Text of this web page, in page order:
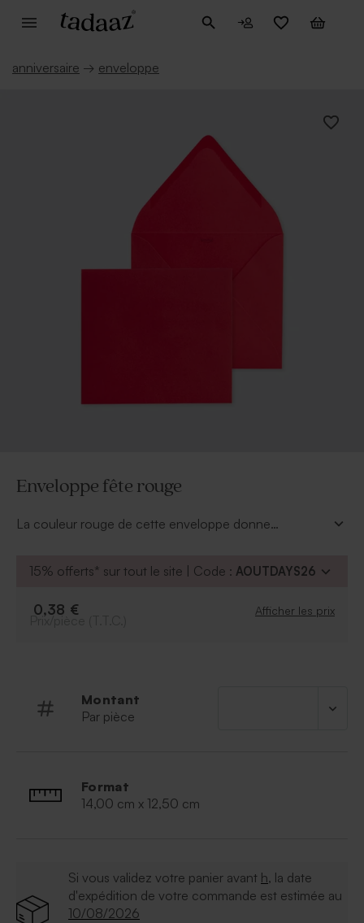
anniversaire → enveloppe
Enveloppe fête rouge
La couleur rouge de cette enveloppe donne
vos proches.
15% offerts* sur tout le site | Code : AOUTDAYS26
0,38 € Afficher les prix
Montant
Par pièce
Format
14,00 cm x 12,50 cm
Si vous validez votre panier avant h, la date
d'expédition de votre commande est estimée au
10/08/2026